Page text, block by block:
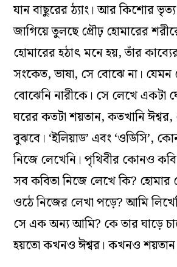
যান বাছুরের ঠ্যাং। আর কিশোর
জাগিয়ে তুলছে প্রৌঢ় হোমারের
হোমারের হঠাৎ মনে হয়, তাঁর
সংকেত, ভাষা, সে বোঝে না।
বোঝেনি নারীকে। সে লেখে একটা
ঘরের কতটা শয়তান, কতখানি
বুঝবে। ‘ইলিয়াড’ এবং ‘ওডিসি’,
নিজে লেখেনি। পৃথিবীর কোনও
সব কবিতা নিজে লেখে কি? হোমার
ওঠে নিজের লেখা পড়ে? আমি
সে এক অন্য আমি? কে তার ঘাড়ে
হয়তো কখনও ঈশ্বর। কখনও